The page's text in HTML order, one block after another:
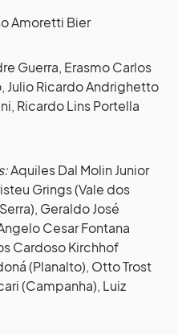
Amoretti Bier
Guerra, Erasmo Carlos
Julio Ricardo Andrighetto
Ricardo Lins Portella
Aquiles Dal Molin Junior
Grings (Vale dos
Geraldo José
Cesar Fontana
Cardoso Kirchhof
(Planalto), Otto Trost
(Campanha), Luiz